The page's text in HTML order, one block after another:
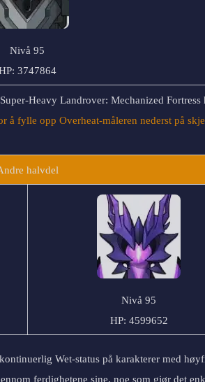
Nivå 95
3747864
Heavy Landrover: Mechanized
å fylle opp Overheat-måleren nederst på
halvdel
Nivå 95
HP: 4599652
Wet-status på karakterer med